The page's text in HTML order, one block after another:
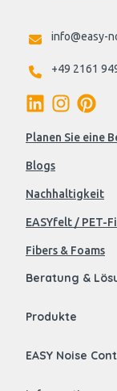
info@easy-
+49 2161
Planen Sie eine
Blogs
Nachhaltigkeit
EASYfelt / PET-
Fibers & Foams
Beratung &
Produkte
EASY Noise